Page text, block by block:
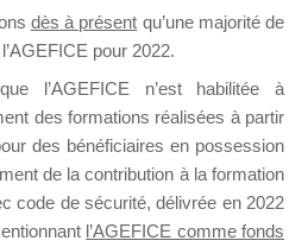
aux Organismes de
répondre à l’Appel à
du Dirigeant.
dès à présent qu’une majorité de
pour 2022.
l’AGEFICE n’est habilitée à
des formations réalisées à partir
des bénéficiaires en possession
de la contribution à la formation
code de sécurité, délivrée en 2022
l’AGEFICE comme fonds